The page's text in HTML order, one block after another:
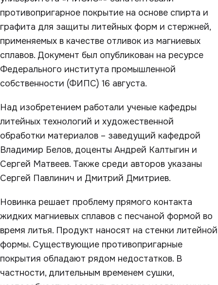
противопригарное покрытие на основе спирта и
графита для защиты литейных форм и стержней,
применяемых в качестве отливок из магниевых
сплавов. Документ был опубликован на ресурсе
Федерального института промышленной
собственности (ФИПС) 16 августа.
Над изобретением работали ученые кафедры
литейных технологий и художественной
обработки материалов – заведущий кафедрой
Владимир Белов, доценты Андрей Калтыгин и
Сергей Матвеев. Также среди авторов указаны
Сергей Павлинич и Дмитрий Дмитриев.
Новинка решает проблему прямого контакта
жидких магниевых сплавов с песчаной формой во
время литья. Продукт наносят на стенки литейной
формы. Существующие противопригарные
покрытия обладают рядом недостатков. В
частности, длительным временем сушки,